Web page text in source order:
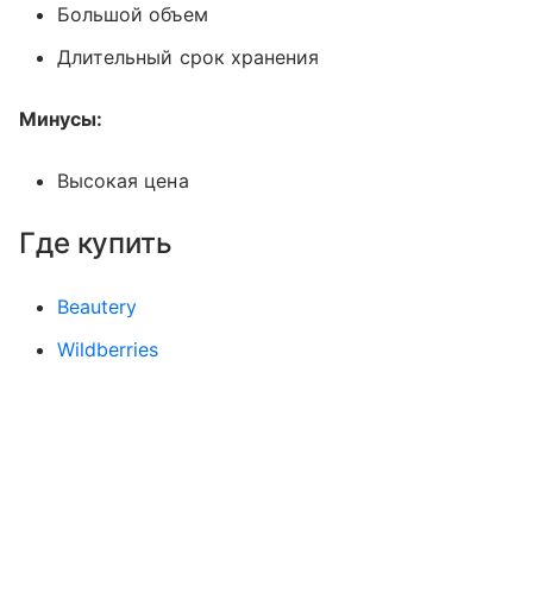
Большой объем
Длительный срок хранения
Минусы:
Высокая цена
Где купить
Beautery
Wildberries